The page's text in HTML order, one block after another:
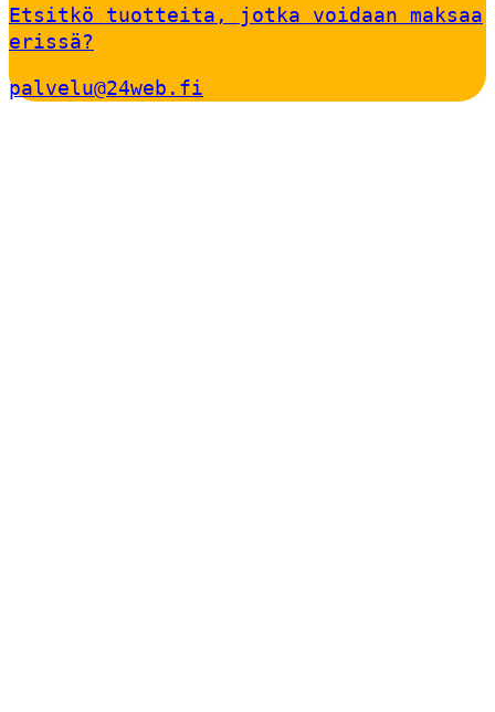
Etsitkö tuotteita, jotka voidaan maksaa
erissä?
palvelu@24web.fi